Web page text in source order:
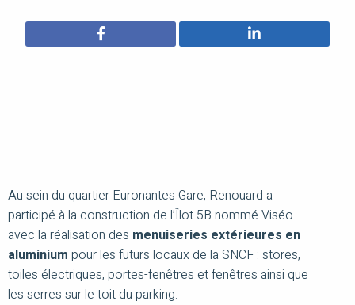
Au sein du quartier Euronantes Gare, Renouard a
participé à la construction de l’Îlot 5B nommé Viséo
avec la réalisation des menuiseries extérieures en
aluminium pour les futurs locaux de la SNCF : stores,
toiles électriques, portes-fenêtres et fenêtres ainsi que
les serres sur le toit du parking.